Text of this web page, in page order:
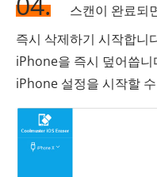
스캔이 완료되
즉시 삭제하기 시작합니
iPhone을 즉시 덮어씁
iPhone 설정을 시작할